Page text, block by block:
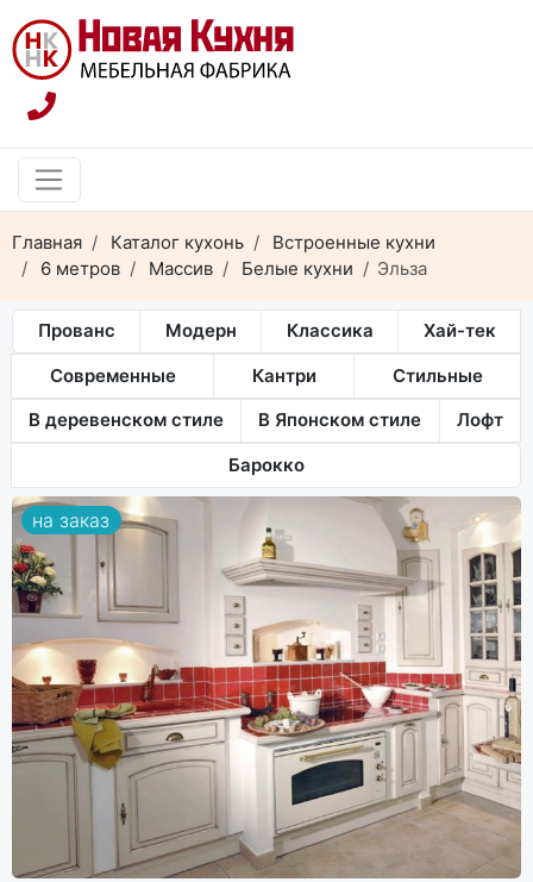
Главная Каталог кухонь
Встроенные кухни
6 метров
Массив Белые кухни Эльза
Прованс Модерн Классика
Хай-тек
Современные
Кантри
Стильные
В деревенском стиле
В Японском стиле
Лофт
Барокко
на заказ